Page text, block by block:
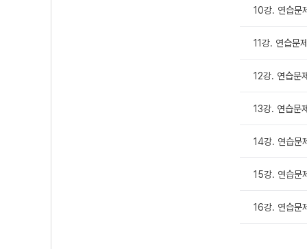
10강. 연습문
11강. 연습문
12강. 연습문
13강. 연습
14강. 연습
15강. 연습문
16강. 연습